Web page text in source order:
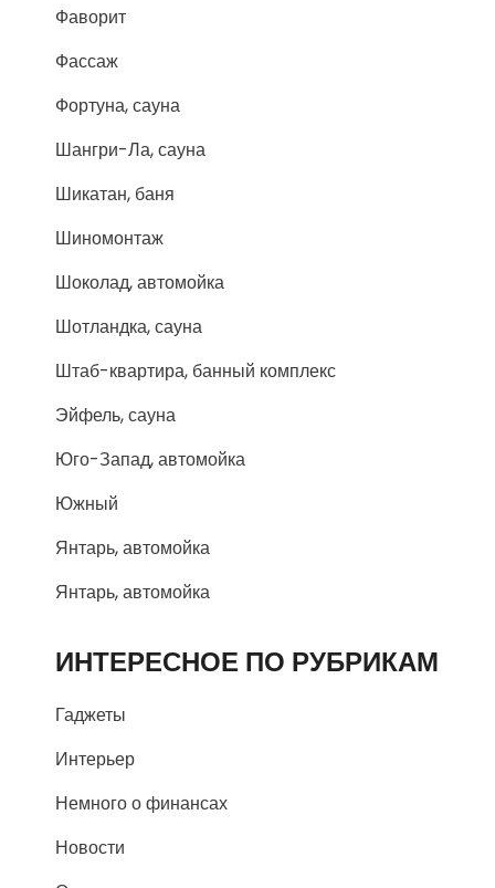
Фаворит
Фассаж
Фортуна, сауна
Шангри-Ла, сауна
Шикатан, баня
Шиномонтаж
Шоколад, автомойка
Шотландка, сауна
Штаб-квартира, банный комплекс
Эйфель, сауна
Юго-Запад, автомойка
Южный
Янтарь, автомойка
Янтарь, автомойка
ИНТЕРЕСНОЕ ПО РУБРИКАМ
Гаджеты
Интерьер
Немного о финансах
Новости